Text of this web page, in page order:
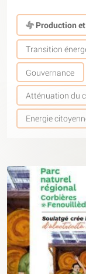
Production
Transition
Gouvernance
Atténuation du
Energie